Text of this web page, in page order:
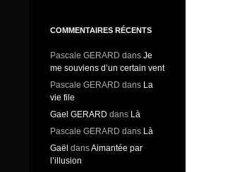
COMMENTAIRES RÉCENTS
Pascale GERARD dans Je
me souviens d’un certain vent
Pascale GERARD dans La
vie file
Gael GERARD dans Là
Pascale GERARD dans Là
Gaël dansAimantée par
l’illusion